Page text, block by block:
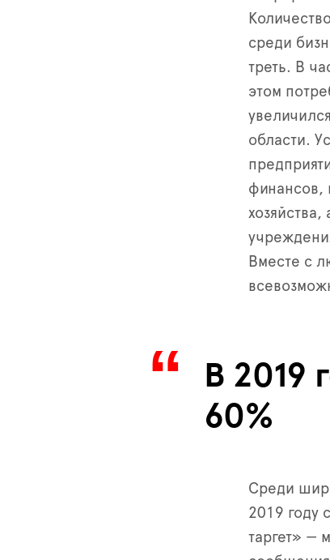
среди
треть. В
этом
области.
финансов,
Вместе с
В 2019
60%
Среди
2019 году
таргет» —